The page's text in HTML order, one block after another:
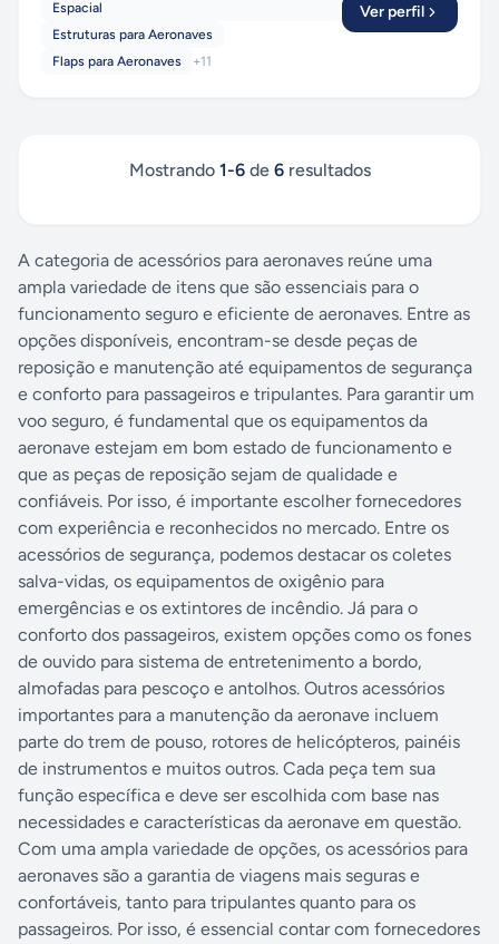
Espacial
Estruturas para Aeronaves
Flaps para Aeronaves
+11
Ver perfil
Mostrando 1-6de 6resultados
A categoria de acessórios para aeronaves reúne uma
ampla variedade de itens que são essenciais para o
funcionamento seguro e eficiente de aeronaves. Entre as
opções disponíveis, encontram-se desde peças de
reposição e manutenção até equipamentos de segurança
e conforto para passageiros e tripulantes. Para garantir um
voo seguro, é fundamental que os equipamentos da
aeronave estejam em bom estado de funcionamento e
que as peças de reposição sejam de qualidade e
confiáveis. Por isso, é importante escolher fornecedores
com experiência e reconhecidos no mercado. Entre os
acessórios de segurança, podemos destacar os coletes
salva-vidas, os equipamentos de oxigênio para
emergências e os extintores de incêndio. Já para o
conforto dos passageiros, existem opções como os fones
de ouvido para sistema de entretenimento a bordo,
almofadas para pescoço e antolhos. Outros acessórios
importantes para a manutenção da aeronave incluem
parte do trem de pouso, rotores de helicópteros, painéis
de instrumentos e muitos outros. Cada peça tem sua
função específica e deve ser escolhida com base nas
necessidades e características da aeronave em questão.
Com uma ampla variedade de opções, os acessórios para
aeronaves são a garantia de viagens mais seguras e
confortáveis, tanto para tripulantes quanto para os
passageiros. Por isso, é essencial contar com fornecedores